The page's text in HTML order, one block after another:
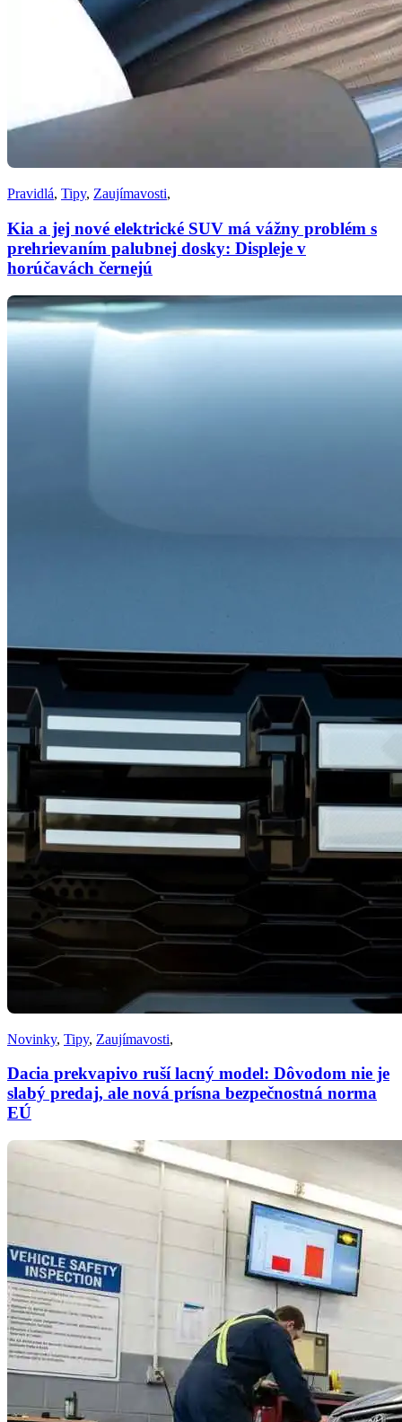
Pravidlá, Tipy, Zaujímavosti,
Kia a jej nové elektrické SUV má vážny problém s
prehrievaním palubnej dosky: Displeje v
horúčavách černejú
Novinky, Tipy, Zaujímavosti,
Dacia prekvapivo ruší lacný model: Dôvodom nie je
slabý predaj, ale nová prísna bezpečnostná norma
EÚ